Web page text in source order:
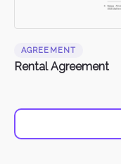
AGREEMENT
Rental Agreement